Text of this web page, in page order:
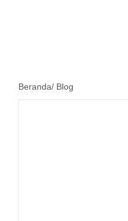
Beranda/ Blog